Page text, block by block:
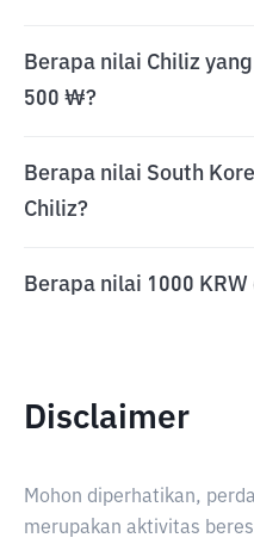
Berapa nilai Chiliz
500 ₩?
Berapa nilai South
Chiliz?
Berapa nilai 1000 KRW
Disclaimer
Mohon diperhatikan,
merupakan aktivitas